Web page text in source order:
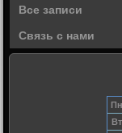
Все записи
Связь с нами
Пн
Вт